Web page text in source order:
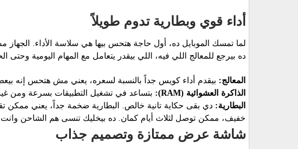
أداء قوي وبطارية تدوم طويلاً
لما تمسك الموبايل ده، أول حاجة هتحس بيها هي سلاسة الأداء. الجهاز
ده بيرجع للمعالج اللي فيه، اللي بيقدر يتعامل مع المهام اليومية وحتى
المعالج: بيقدم أداء كويس جداً بالنسبة لسعره، يعني مش هتحس إنه
الذاكرة العشوائية (RAM):
بتساعد في تشغيل التطبيقات بسرعة ومن غير
البطارية: دي بقى حكاية تانية خالص. البطارية ضخمة جداً، يعني ممكن
خفيف، ممكن توصل لثلاث أيام كمان. ده بيخليك تنسى هم الشاحن وانت
شاشة عرض ممتازة وتصميم جذاب